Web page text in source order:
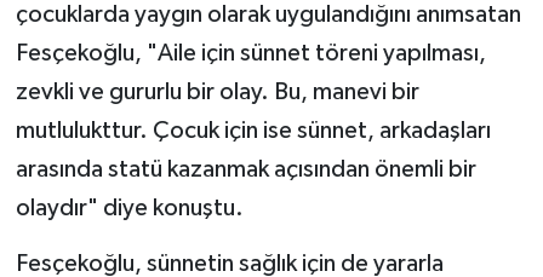
çocuklarda yaygın olarak uygulandığını anımsatan
Fesçekoğlu, "Aile için sünnet töreni yapılması,
zevkli ve gururlu bir olay. Bu, manevi bir
mutlulukttur. Çocuk için ise sünnet, arkadaşları
arasında statü kazanmak açısından önemli bir
olaydır" diye konuştu.
Fesçekoğlu, sünnetin sağlık için de yararla